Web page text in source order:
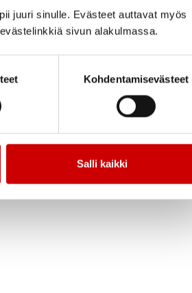
juuri sinulle. Evästeet auttavat myös
sivun alakulmassa.
Kohdentamisevästeet
Salli kaikki
kymmenen